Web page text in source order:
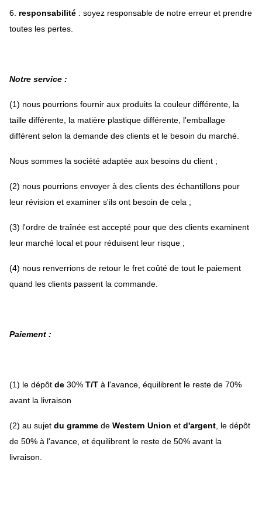
6. responsabilité : soyez responsable de notre erreur et prendre
toutes les pertes.
Notre service :
(1) nous pourrions fournir aux produits la couleur différente, la
taille différente, la matière plastique différente, l'emballage
différent selon la demande des clients et le besoin du marché.
Nous sommes la société adaptée aux besoins du client ;
(2) nous pourrions envoyer à des clients des échantillons pour
leur révision et examiner s'ils ont besoin de cela ;
(3) l'ordre de traînée est accepté pour que des clients examinent
leur marché local et pour réduisent leur risque ;
(4) nous renverrions de retour le fret coûté de tout le paiement
quand les clients passent la commande.
Paiement :
(1) le dépôt de 30% T/T à l'avance, équilibrent le reste de 70%
avant la livraison
(2) au sujet du gramme de Western Union et d'argent , le dépôt
de 50% à l'avance, et équilibrent le reste de 50% avant la
livraison.